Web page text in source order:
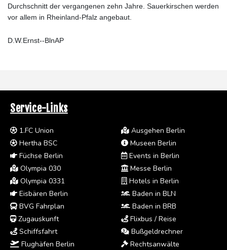
Durchschnitt der vergangenen zehn Jahre. Sauerkirschen werden
vor allem in Rheinland-Pfalz angebaut.
D.W.Ernst--BlnAP
Service-Links
1.FC Union
Hertha BSC
Füchse Berlin
Olympia 030
Olympia 0331
Eisbären Berlin
BVG Fahrplan
Zugauskunft
Schiffsfahrt
Flughäfen Berlin
Ausgehen Berlin
Museen Berlin
Events in Berlin
Messe Berlin
Hotels in Berlin
Baden in BLN
Baden in BRB
Flixbus / Reise
Bußgeldrechner
Rechtsanwälte